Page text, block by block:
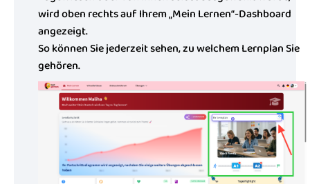
wird oben rechts auf Ihrem „Mein Lernen“-Dashboard
angezeigt.
So können Sie jederzeit sehen, zu welchem Lernplan Sie
gehören.